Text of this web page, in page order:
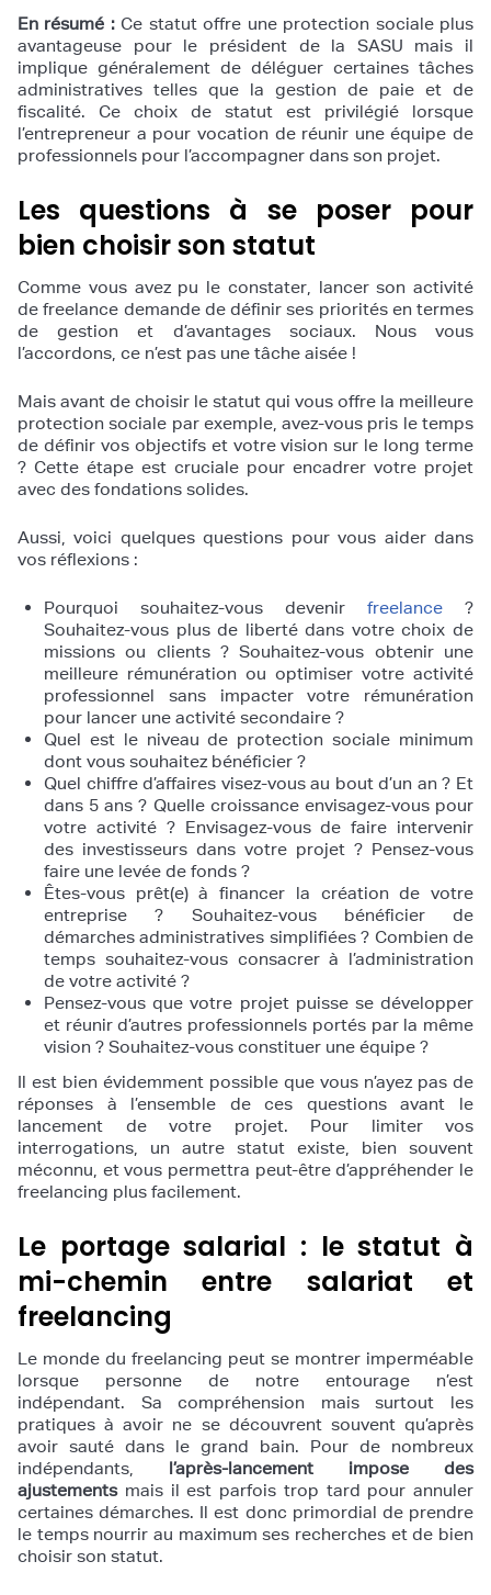
En résumé :Ce statut offre une protection sociale plus
avantageuse pour le président de la SASU mais il
implique généralement de déléguer certaines tâches
administratives telles que la gestion de paie et de
fiscalité. Ce choix de statut est privilégié lorsque
l’entrepreneur a pour vocation de réunir une équipe de
professionnels pour l’accompagner dans son projet.
Les questions à se poser pour
bien choisir son statut
Comme vous avez pu le constater, lancer son activité
de freelance demande de définir ses priorités en termes
de gestion et d’avantages sociaux. Nous vous
l’accordons, ce n’est pas une tâche aisée !
Mais avant de choisir le statut qui vous offre la meilleure
protection sociale par exemple, avez-vous pris le temps
de définir vos objectifs et votre vision sur le long terme
? Cette étape est cruciale pour encadrer votre projet
avec des fondations solides.
Aussi, voici quelques questions pour vous aider dans
vos réflexions :
Pourquoi souhaitez-vous devenir freelance ?
Souhaitez-vous plus de liberté dans votre choix de
missions ou clients ? Souhaitez-vous obtenir une
meilleure rémunération ou optimiser votre activité
professionnel sans impacter votre rémunération
pour lancer une activité secondaire ?
Quel est le niveau de protection sociale minimum
dont vous souhaitez bénéficier ?
Quel chiffre d’affaires visez-vous au bout d’un an ? Et
dans 5 ans ? Quelle croissance envisagez-vous pour
votre activité ? Envisagez-vous de faire intervenir
des investisseurs dans votre projet ? Pensez-vous
faire une levée de fonds ?
Êtes-vous prêt(e) à financer la création de votre
entreprise ? Souhaitez-vous bénéficier de
démarches administratives simplifiées ? Combien de
temps souhaitez-vous consacrer à l’administration
de votre activité ?
Pensez-vous que votre projet puisse se développer
et réunir d’autres professionnels portés par la même
vision ? Souhaitez-vous constituer une équipe ?
Il est bien évidemment possible que vous n’ayez pas de
réponses à l’ensemble de ces questions avant le
lancement de votre projet. Pour limiter vos
interrogations, un autre statut existe, bien souvent
méconnu, et vous permettra peut-être d’appréhender le
freelancing plus facilement.
Le portage salarial : le statut à
mi-chemin entre salariat et
freelancing
Le monde du freelancing peut se montrer imperméable
lorsque personne de notre entourage n’est
indépendant. Sa compréhension mais surtout les
pratiques à avoir ne se découvrent souvent qu’après
avoir sauté dans le grand bain. Pour de nombreux
indépendants, l’après-lancement impose des
ajustementsmais il est parfois trop tard pour annuler
certaines démarches. Il est donc primordial de prendre
le temps nourrir au maximum ses recherches et de bien
choisir son statut.